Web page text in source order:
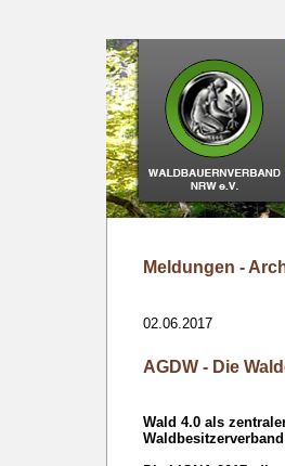
Meldungen -
02.06.2017
AGDW - Die
Wald 4.0 als